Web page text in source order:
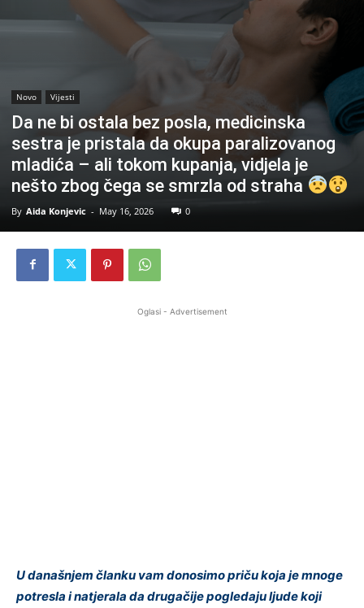
Novo Vijesti
Da ne bi ostala bez posla, medicinska
sestra je pristala da okupa paralizovanog
mladića – ali tokom kupanja, vidjela je
nešto zbog čega se smrzla od straha
By Aida Konjevic - May 16, 2026 0
Oglasi - Advertisement
U današnjem članku vam donosimo priču koja je mnoge
potresla i natjerala da drugačije pogledaju ljude koji